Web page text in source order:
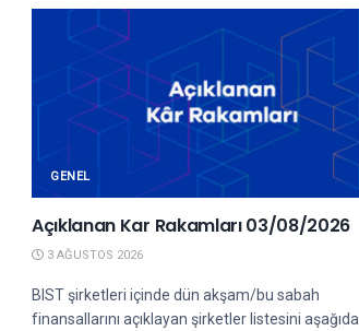
GENEL
Açıklanan Kar Rakamları 03/08/2026
3 AĞUSTOS 2026
BIST şirketleri içinde dün akşam/bu sabah
finansallarını açıklayan şirketler listesini aşağıda